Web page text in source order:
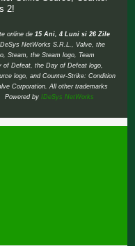
2!
online de15 Ani, 4 Luni si 26 Zile
NetWorks S.R.L., Valve, the
Steam, the Steam logo, Team
of Defeat, the Day of Defeat logo,
logo, and Counter-Strike: Condition
Corporation. All other trademarks
Powered byIDeSys NetWorks